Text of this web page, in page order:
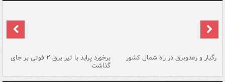
رگبار و رعدوبرق در راه شمال کشور برخورد پراید با تیر برق ۲ فوتی بر جای
گذاشت